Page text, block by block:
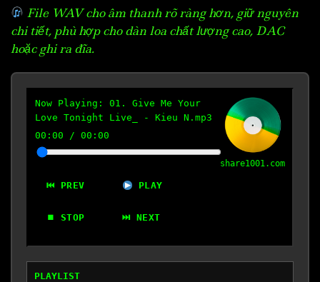
File WAV cho âm thanh rõ ràng hơn, giữ nguyên
chi tiết, phù hợp cho dàn loa chất lượng cao, DAC
hoặc ghi ra đĩa.
Now Playing: 01. Give Me Your
Love Tonight Live_ - Kieu N.mp3
00:00 / 00:00
⏮ PREV PLAY
⏹ STOP ⏭ NEXT
share1001.com
PLAYLIST